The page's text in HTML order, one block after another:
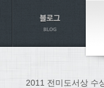
2011 전미도서상 수